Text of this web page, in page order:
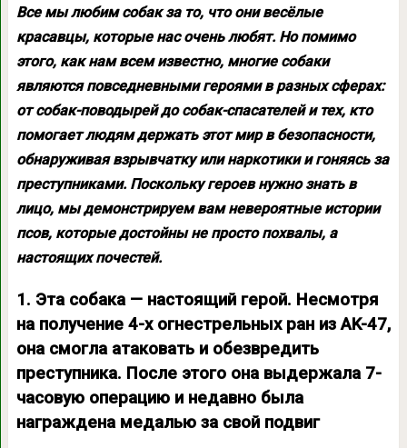
Все мы любим собак за то, что они весёлые
красавцы, которые нас очень любят. Но помимо
этого, как нам всем известно, многие собаки
являются повседневными героями в разных сферах:
от собак-поводырей до собак-спасателей и тех, кто
помогает людям держать этот мир в безопасности,
обнаруживая взрывчатку или наркотики и гоняясь за
преступниками. Поскольку героев нужно знать в
лицо, мы демонстрируем вам невероятные истории
псов, которые достойны не просто похвалы, а
настоящих почестей.
1. Эта собака — настоящий герой. Несмотря
на получение 4-х огнестрельных ран из AK-47,
она смогла атаковать и обезвредить
преступника. После этого она выдержала 7-
часовую операцию и недавно была
награждена медалью за свой подвиг